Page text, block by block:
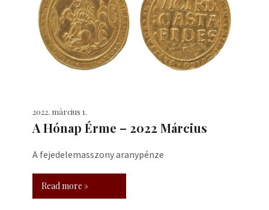
2022. március 1.
A Hónap Érme – 2022 Március
A fejedelemasszony aranypénze
Read more »